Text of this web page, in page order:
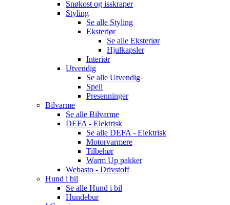
Snøkost og isskraper
Styling
Se alle Styling
Eksteriør
Se alle Eksteriør
Hjulkapsler
Interiør
Utvendig
Se alle Utvendig
Speil
Presenninger
Bilvarme
Se alle Bilvarme
DEFA - Elektrisk
Se alle DEFA - Elektrisk
Motorvarmere
Tilbehør
Warm Up pakker
Webasto - Drivstoff
Hund i bil
Se alle Hund i bil
Hundebur